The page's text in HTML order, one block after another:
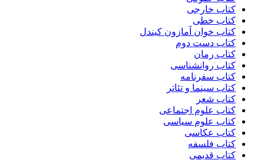
کتاب خارجی
کتاب خطی
کتاب خوان آمازون کیندل
کتاب دست دوم
کتاب رمان
کتاب روانشناسی
کتاب سفرنامه
کتاب سینما و تئاتر
کتاب شعر
کتاب علوم اجتماعی
کتاب علوم سیاسی
کتاب عکاسی
کتاب فلسفه
کتاب قدیمی